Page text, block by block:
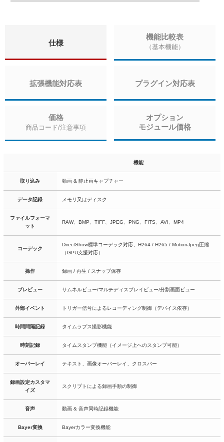
仕様
機能比較表
（基本機能）
拡張機能対応表 プラグイン対応表
価格
商品コード/注意事項
オプション
モジュール価格
機能
取り込み 動画 & 静止画キャプチャー
データ記録 メモリ又はディスク
ファイルフォーマ
ット
RAW、BMP、TIFF、JPEG、PNG、FITS、AVI、MP4
コーデック
DirectShow標準コーデック対応、H264 / H265 / MotionJpeg圧縮
（GPU支援対応）
操作 録画 / 再生 / スナップ保存
プレビュー サムネルビュー/マルチディスプレイビュー/分割画面ビュー
外部イベント トリガー信号によるレコーディング制御（デバイス依存）
時間間隔記録 タイムラプス撮影機能
時刻記録 タイムスタンプ機能（イメージ上へのスタンプ可能）
オーバーレイ テキスト、画像オーバーレイ、クロスバー
録画設定カスタマ
イズ
スクリプトによる録画手順の制御
音声 動画 & 音声同時記録機能
Bayer変換 Bayerカラー変換機能